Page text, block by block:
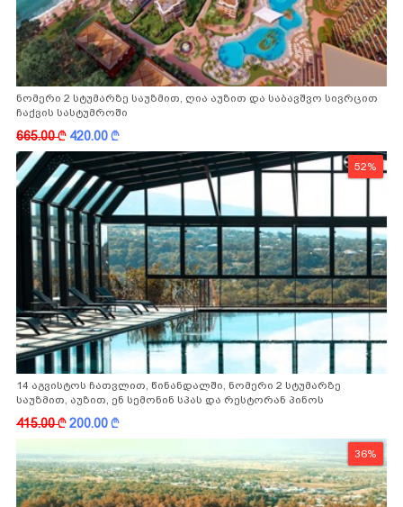
ნომერი 2 სტუმარზე საუზმით, ღია აუზით და საბავშვო სივრცით
ჩაქვის სასტუმროში
665.00k 420.00k
52%
14 აგვისტოს ჩათვლით, წინანდალში, ნომერი 2 სტუმარზე
საუზმით, აუზით, ენ სემონინ სპას და რესტორან პინოს
ფასდაკლებით
415.00k200.00k
36%